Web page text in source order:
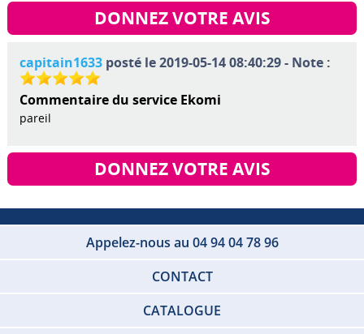
DONNEZ VOTRE AVIS
capitain1633posté le 2019-05-14 08:40:29 - Note :
Commentaire du service Ekomi
pareil
DONNEZ VOTRE AVIS
Appelez-nous au 04 94 04 78 96
CONTACT
CATALOGUE